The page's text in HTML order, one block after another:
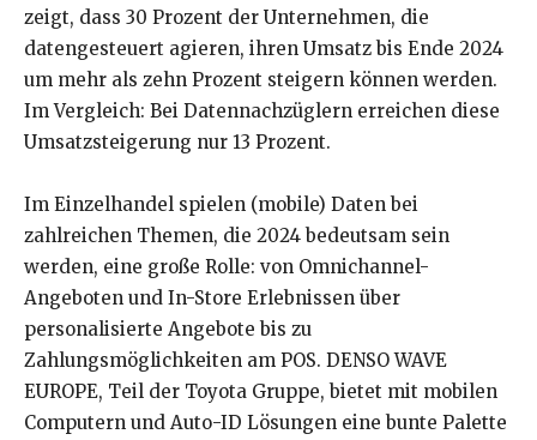
zeigt, dass 30 Prozent der Unternehmen, die
datengesteuert agieren, ihren Umsatz bis Ende 2024
um mehr als zehn Prozent steigern können werden.
Im Vergleich: Bei Datennachzüglern erreichen diese
Umsatzsteigerung nur 13 Prozent.
Im Einzelhandel spielen (mobile) Daten bei
zahlreichen Themen, die 2024 bedeutsam sein
werden, eine große Rolle: von Omnichannel-
Angeboten und In-Store Erlebnissen über
personalisierte Angebote bis zu
Zahlungsmöglichkeiten am POS. DENSO WAVE
EUROPE, Teil der Toyota Gruppe, bietet mit mobilen
Computern und Auto-ID Lösungen eine bunte Palette